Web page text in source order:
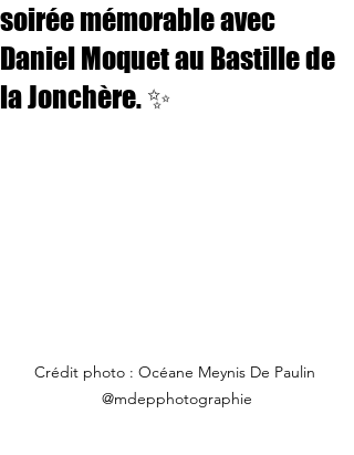
soirée mémorable avec
Daniel Moquet au Bastille de
la Jonchère. ✨
Crédit photo : Océane Meynis De Paulin
@mdepphotographie